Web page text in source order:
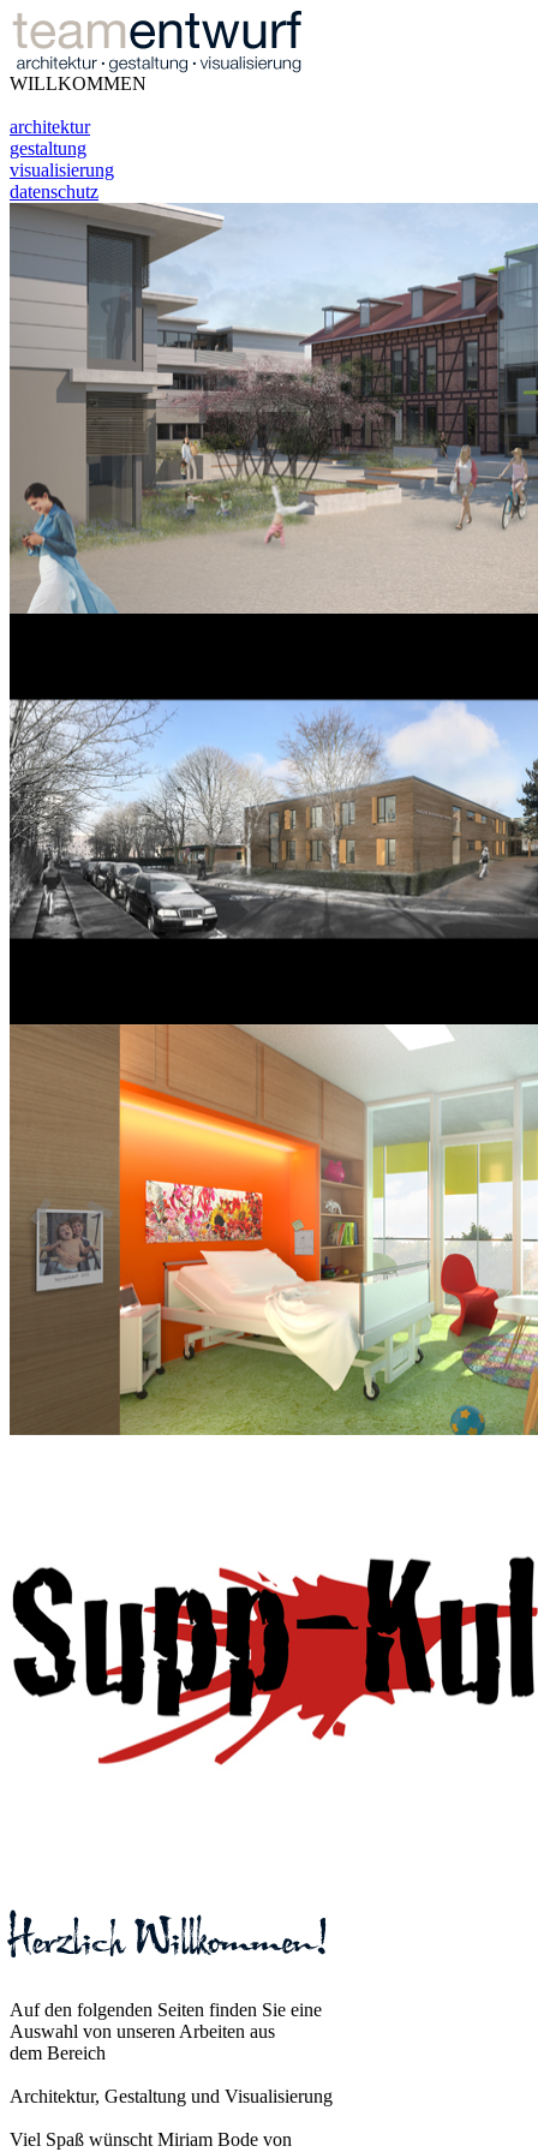
WILLKOMMEN
architektur
gestaltung
visualisierung
datenschutz
Auf den folgenden Seiten finden Sie eine
Auswahl von unseren Arbeiten aus
dem Bereich
Architektur, Gestaltung und Visualisierung
Viel Spaß wünscht Miriam Bode von